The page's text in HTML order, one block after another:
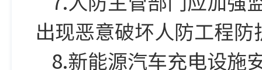
出现恶意破坏人防工程
8.新能源汽车充电设施